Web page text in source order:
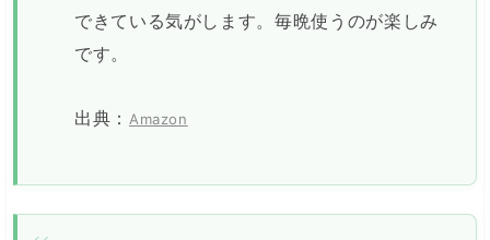
できている気がします。毎晩使うのが楽しみ
です。
出典： Amazon